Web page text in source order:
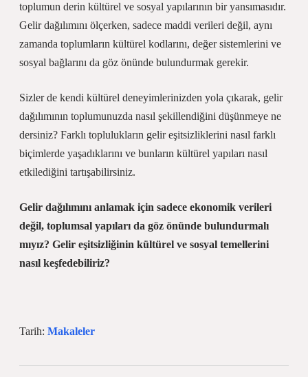
toplumun derin kültürel ve sosyal yapılarının bir yansımasıdır.
Gelir dağılımını ölçerken, sadece maddi verileri değil, aynı
zamanda toplumların kültürel kodlarını, değer sistemlerini ve
sosyal bağlarını da göz önünde bulundurmak gerekir.
Sizler de kendi kültürel deneyimlerinizden yola çıkarak, gelir
dağılımının toplumunuzda nasıl şekillendiğini düşünmeye ne
dersiniz? Farklı toplulukların gelir eşitsizliklerini nasıl farklı
biçimlerde yaşadıklarını ve bunların kültürel yapıları nasıl
etkilediğini tartışabilirsiniz.
Gelir dağılımını anlamak için sadece ekonomik verileri
değil, toplumsal yapıları da göz önünde bulundurmalı
mıyız? Gelir eşitsizliğinin kültürel ve sosyal temellerini
nasıl keşfedebiliriz?
Tarih: Makaleler